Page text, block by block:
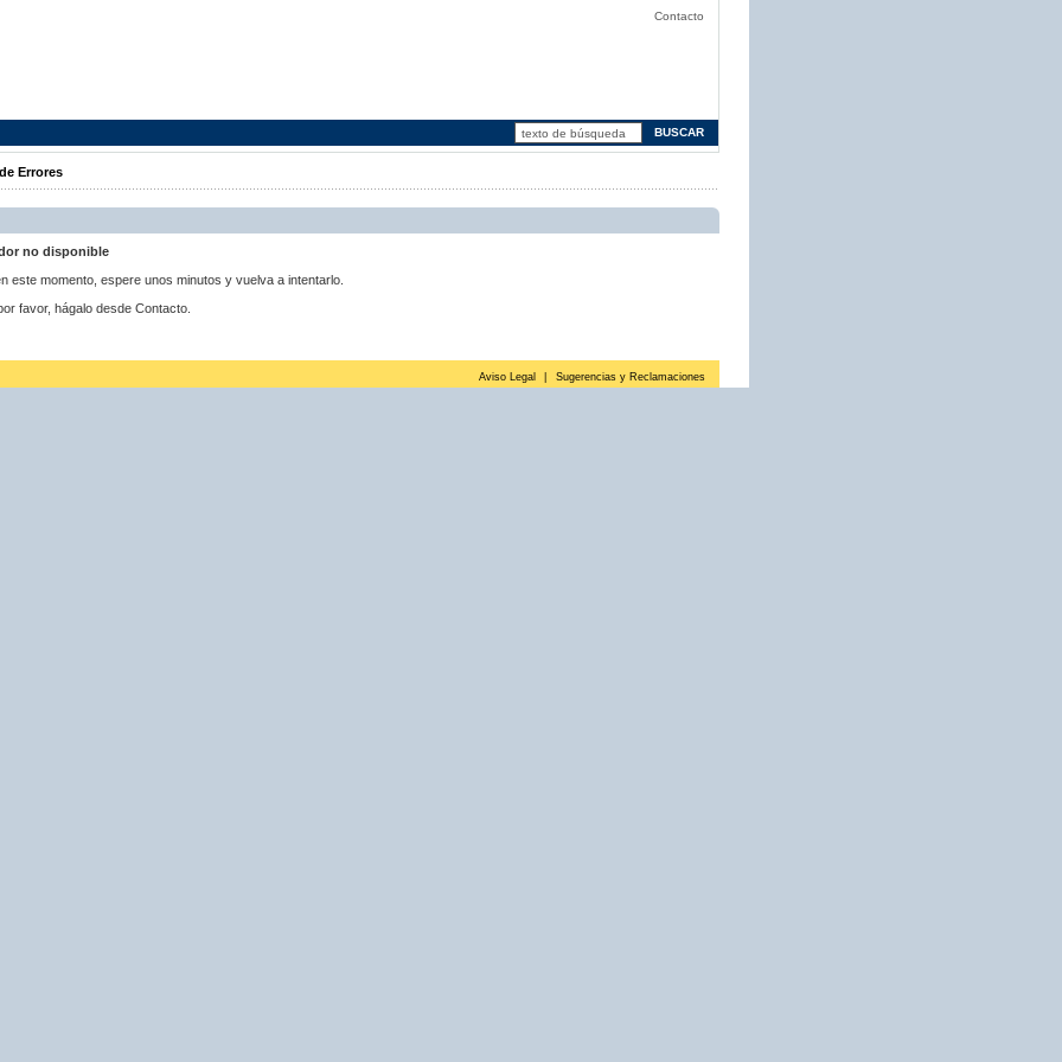
Contacto
Errores
no disponible
este momento, espere unos minutos y vuelva a intentarlo.
favor, hágalo desde Contacto.
Aviso Legal Sugerencias y Reclamaciones